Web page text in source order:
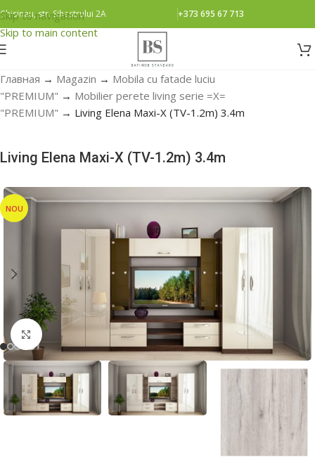
Skip to navigation
Skip to main content
Chisinau, str. Sihastrului 2A +373 695 67 713
Главная → Magazin → Mobila cu fatade luciu
"PREMIUM" → Mobilier perete living serie =Х=
"PREMIUM" → Living Elena Maxi-X (TV-1.2m) 3.4m
Living Elena Maxi-X (TV-1.2m) 3.4m
NOU
Faceți click pentru a mări